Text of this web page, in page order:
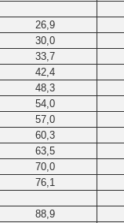
26,9
30,0
33,7
42,4
48,3
54,0
57,0
60,3
63,5
70,0
76,1
88,9